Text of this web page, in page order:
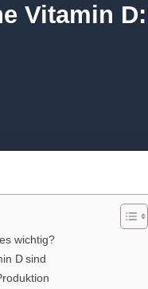
Vitamin
wichtig?
D sind